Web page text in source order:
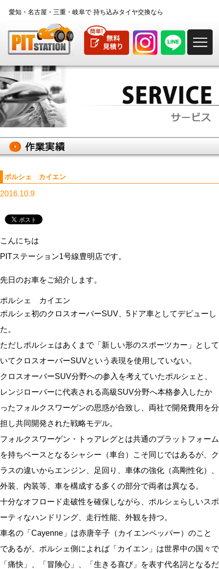
愛知・名古屋・三重・岐阜で持ち込みタイヤ交換なら
ポルシェ カイエン
2016.10.9
こんにちは
PITステーション1号線豊明店です。
先日のお車をご紹介します。
ポルシェ カイエン
ポルシェ初のクロスオーバーSUV、5ドア車としてデビューし
た。
ただしポルシェはあくまで「新しい形のスポーツカー」として
いてクロスオーバーSUVという表現を使用していない。
クロスオーバーSUV分野への参入を考えていたポルシェと、
レンジローバーに代表される高級SUV分野へ本格参入したか
ったフォルクスワーゲンの思惑が合致し、両社で開発費用を分
担し共同開発された戦略モデル。
フォルクスワーゲン・トゥアレグとは共通のプラットフォーム
を持ちベースとなるシャシー（車台）こそ同じではあるが、ク
ラスの違いからエンジン、足回り、車体の強化（高剛性化）、
外装、内装等、車を構成する多くの部分で両者は異なる。
十分なオフロード走破性を確保しながら、ポルシェらしいスポ
ーティなハンドリング、走行性能、外観を持つ。
車名の「Cayenne」は赤唐辛子（カイエンペッパー）のこと
であるが、ポルシェ側によれば「カイエン」は世界中の国々で
「痛快」、「冒険心」、「生きる喜び」を表す代名詞となるだ